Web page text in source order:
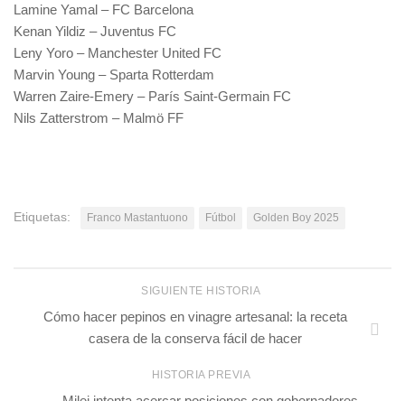
Lamine Yamal – FC Barcelona
Kenan Yildiz – Juventus FC
Leny Yoro – Manchester United FC
Marvin Young – Sparta Rotterdam
Warren Zaire-Emery – París Saint-Germain FC
Nils Zatterstrom – Malmö FF
Etiquetas: Franco Mastantuono Fútbol Golden Boy 2025
SIGUIENTE HISTORIA
Cómo hacer pepinos en vinagre artesanal: la receta
casera de la conserva fácil de hacer
HISTORIA PREVIA